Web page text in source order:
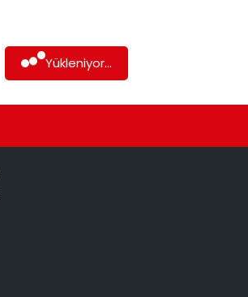
Yükleniyor...